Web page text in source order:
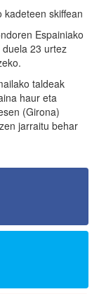
skiffean
Espainiako
duela 23 urtez
taldeak
haur eta
(Girona)
jarraitu behar